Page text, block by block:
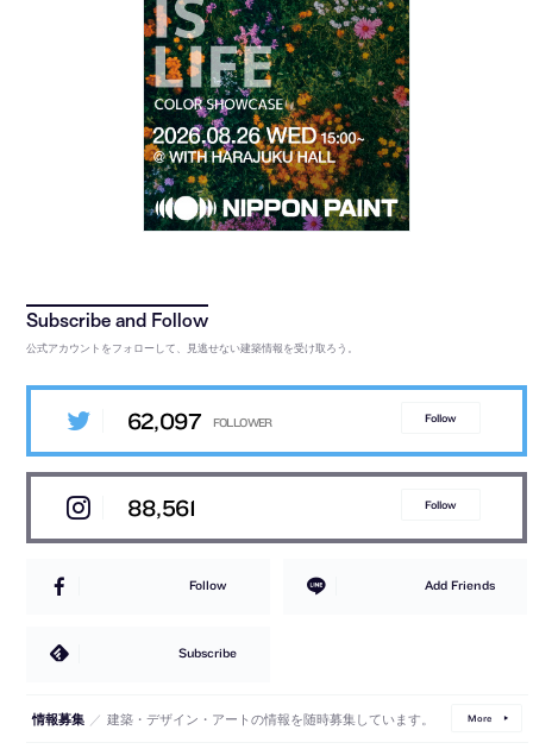
公式アカウントをフォローして、見逃せない建築情報を受け取ろう。
62,097 Follow
88,561 Follow
Follow Add Friends
Subscribe
情報募集 ／ 建築・デザイン・アートの情報を随時募集しています。 More